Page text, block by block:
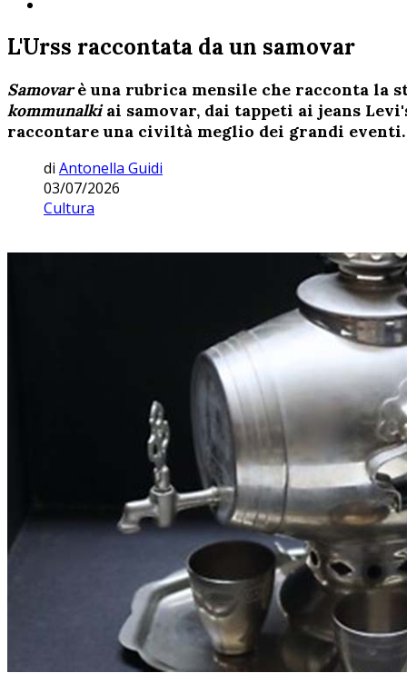
L'Urss raccontata da un samovar
Samovarè una rubrica mensile che racconta la
kommunalkiai samovar, dai tappeti ai jeans
raccontare una civiltà meglio dei grandi eventi.
di Antonella Guidi
03/07/2026
Cultura